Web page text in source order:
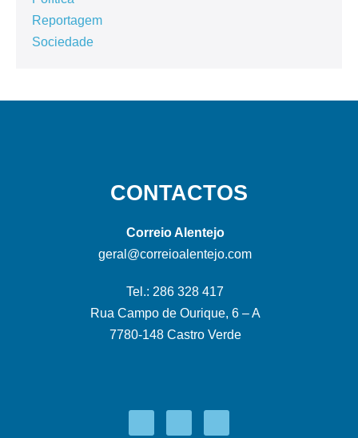
Reportagem
Sociedade
CONTACTOS
Correio Alentejo
geral@correioalentejo.com
Tel.: 286 328 417
Rua Campo de Ourique, 6 – A
7780-148 Castro Verde